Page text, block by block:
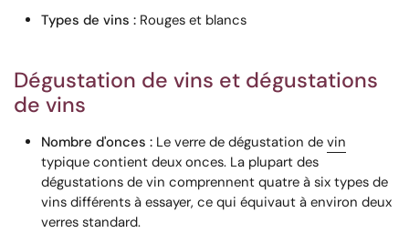
Types de vins :Rouges et blancs
Dégustation de vins et dégustations
de vins
Nombre d'onces :Le verre de dégustation de vin
typique contient deux onces. La plupart des
dégustations de vin comprennent quatre à six types de
vins différents à essayer, ce qui équivaut à environ deux
verres standard.